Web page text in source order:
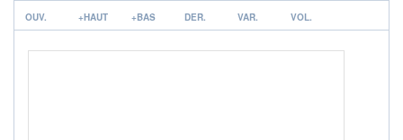
LIMITE À LA
BAISSE
LIMITE À LA
HAUSSE
r
OUV. +HAUT +BAS DER. VAR. VOL.